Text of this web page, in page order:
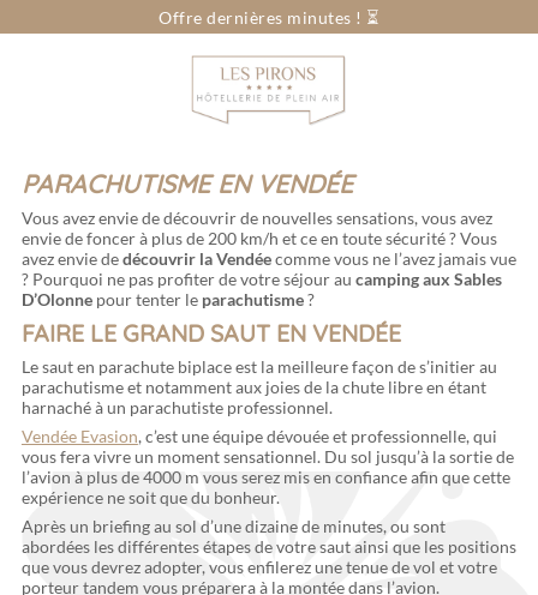
Offre dernières minutes ! ⏳
PARACHUTISME EN VENDÉE
Vous avez envie de découvrir de nouvelles sensations, vous avez
envie de foncer à plus de 200 km/h et ce en toute sécurité ? Vous
avez envie dedécouvrir la Vendéecomme vous ne l’avez jamais vue
? Pourquoi ne pas profiter de votre séjour au camping aux Sables
D’Olonnepour tenter le parachutisme?
FAIRE LE GRAND SAUT EN VENDÉE
Le saut en parachute biplace est la meilleure façon de s’initier au
parachutisme et notamment aux joies de la chute libre en étant
harnaché à un parachutiste professionnel.
Vendée Evasion, c’est une équipe dévouée et professionnelle, qui
vous fera vivre un moment sensationnel. Du sol jusqu’à la sortie de
l’avion à plus de 4000 m vous serez mis en confiance afin que cette
expérience ne soit que du bonheur.
Après un briefing au sol d’une dizaine de minutes, ou sont
abordées les différentes étapes de votre saut ainsi que les positions
que vous devrez adopter, vous enfilerez une tenue de vol et votre
porteur tandem vous préparera à la montée dans l’avion.
Vous cherchez...